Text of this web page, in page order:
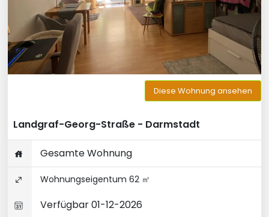
Diese Wohnung ansehen
Landgraf-Georg-Straße - Darmstadt
Gesamte Wohnung
Wohnungseigentum 62 ㎡
Verfügbar 01-12-2026